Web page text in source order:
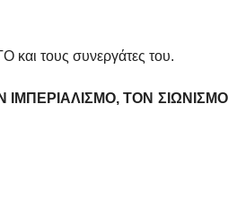
και τους συνεργάτες του.
ΤΟΝ ΣΙΩΝΙΣΜΟ